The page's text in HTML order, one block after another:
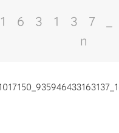
n